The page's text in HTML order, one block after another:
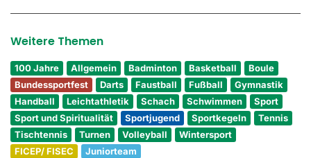
Weitere Themen
100 Jahre Allgemein Badminton Basketball
Boule
Bundessportfest
Darts Faustball Fußball
Gymnastik
Handball
Leichtathletik Schach Schwimmen
Sport
Sport und Spiritualität
Sportjugend Sportkegeln
Tennis
Tischtennis
Turnen Volleyball
Wintersport
FICEP/ FISEC
Juniorteam